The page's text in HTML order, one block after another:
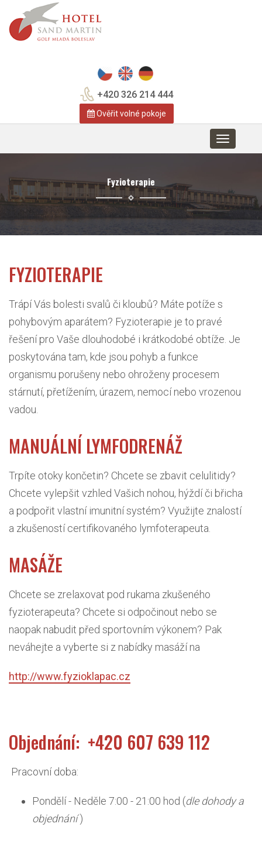
+420 326 214 444
Ověřit volné pokoje
Toggle
navigation
Fyzioterapie
FYZIOTERAPIE
Trápí Vás bolesti svalů či kloubů? Máte potíže s
pohybovým aparátem? Fyzioterapie je to pravé
řešení pro Vaše dlouhodobé i krátkodobé obtíže. Je
poskytována tam, kde jsou pohyb a funkce
organismu porušeny nebo ohroženy procesem
stárnutí, přetížením, úrazem, nemocí nebo vrozenou
vadou.
MANUÁLNÍ LYMFODRENÁŽ
Trpíte otoky končetin? Chcete se zbavit celulitidy?
Chcete vylepšit vzhled Vašich nohou, hýždí či břicha
a podpořit vlastní imunitní systém? Využijte znalostí
a zkušeností certifikovaného lymfoterapeuta.
MASÁŽE
Chcete se zrelaxovat pod rukama zkušeného
fyzioterapeuta? Chcete si odpočinout nebo se
naopak nabudit před sportovním výkonem? Pak
neváhejte a vyberte si z nabídky masáží na
http://www.fyzioklapac.cz
Objednání: +420 607 639 112
Pracovní doba:
Pondělí - Neděle 7:00 - 21:00 hod (dle dohody a
objednání)